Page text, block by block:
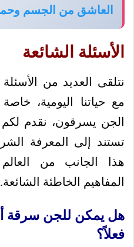
العاشق من الجسم
الأسئلة الشائعة
نتلقى العديد من
مع حياتنا اليومية،
الجن يسرقون، نقدم
تستند إلى المعرفة
هذا الجانب من
المفاهيم الخاطئة الشائعة.
هل يمكن للجن سرقة
فعلاً؟